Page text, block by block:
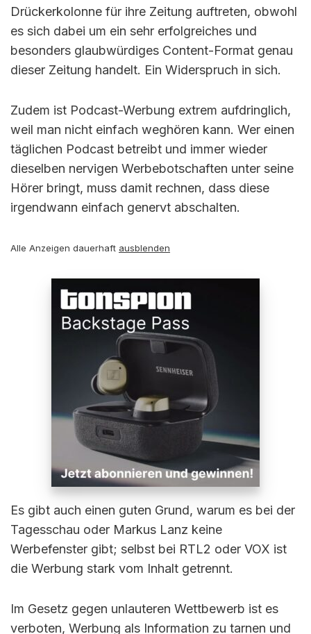
Drückerkolonne für ihre Zeitung auftreten, obwohl
es sich dabei um ein sehr erfolgreiches und
besonders glaubwürdiges Content-Format genau
dieser Zeitung handelt. Ein Widerspruch in sich.
Zudem ist Podcast-Werbung extrem aufdringlich,
weil man nicht einfach weghören kann. Wer einen
täglichen Podcast betreibt und immer wieder
dieselben nervigen Werbebotschaften unter seine
Hörer bringt, muss damit rechnen, dass diese
irgendwann einfach genervt abschalten.
Alle Anzeigen dauerhaft ausblenden
Es gibt auch einen guten Grund, warum es bei der
Tagesschau oder Markus Lanz keine
Werbefenster gibt; selbst bei RTL2 oder VOX ist
die Werbung stark vom Inhalt getrennt.
Im Gesetz gegen unlauteren Wettbewerb ist es
verboten, Werbung als Information zu tarnen und